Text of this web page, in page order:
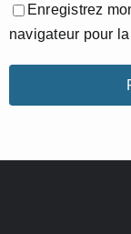
Enregistrez
navigateur pour